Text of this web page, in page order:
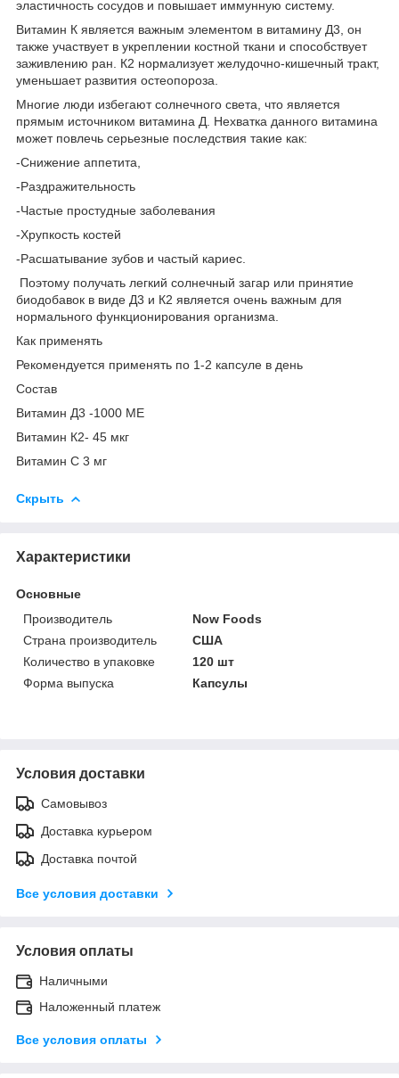
эластичность сосудов и повышает иммунную систему.
Витамин К является важным элементом в витамину Д3, он
также участвует в укреплении костной ткани и способствует
заживлению ран. К2 нормализует желудочно-кишечный тракт,
уменьшает развития остеопороза.
Многие люди избегают солнечного света, что является
прямым источником витамина Д. Нехватка данного витамина
может повлечь серьезные последствия такие как:
-Снижение аппетита,
-Раздражительность
-Частые простудные заболевания
-Хрупкость костей
-Расшатывание зубов и частый кариес.
Поэтому получать легкий солнечный загар или принятие
биодобавок в виде Д3 и К2 является очень важным для
нормального функционирования организма.
Как применять
Рекомендуется применять по 1-2 капсуле в день
Состав
Витамин Д3 -1000 МЕ
Витамин К2- 45 мкг
Витамин С 3 мг
Скрыть
Характеристики
Основные
Производитель
Now Foods
Страна производитель
США
Количество в упаковке
120 шт
Форма выпуска
Капсулы
Условия доставки
Самовывоз
Доставка курьером
Доставка почтой
Все условия доставки
Условия оплаты
Наличными
Наложенный платеж
Все условия оплаты